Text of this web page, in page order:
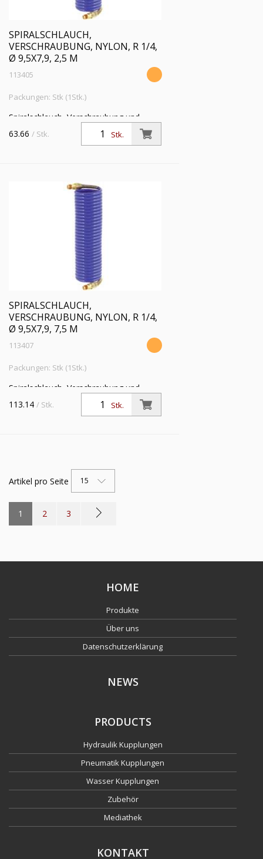
SPIRALSCHLAUCH,
VERSCHRAUBUNG, NYLON, R 1/4,
Ø 9,5X7,9, 2,5 M
113405
Packungen: Stk (1Stk.)
Spiralschlauch, Verschraubung und
Knickschutzfeder, Nylon 11 PA, R 1/4,
Schlauch-ø 9,5x7,9, PN bei 23 °C max.
Stk.
63.66 / Stk.
SPIRALSCHLAUCH,
VERSCHRAUBUNG, NYLON, R 1/4,
Ø 9,5X7,9, 7,5 M
113407
Packungen: Stk (1Stk.)
Spiralschlauch, Verschraubung und
Knickschutzfeder, Nylon 11 PA, R 1/4,
Schlauch-ø 9,5x7,9, PN bei 23 °C max.
Stk.
113.14 / Stk.
Artikel pro Seite 15
1 2 3
HOME
Produkte
Über uns
Datenschutzerklärung
NEWS
PRODUCTS
Hydraulik Kupplungen
Pneumatik Kupplungen
Wasser Kupplungen
Zubehör
Mediathek
KONTAKT